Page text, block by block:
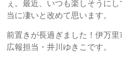
ぇ。最近、いつも楽しそうに
当に凄いと改めて思います。
前置きが長過ぎました！伊万
広報担当・井川ゆきこです。